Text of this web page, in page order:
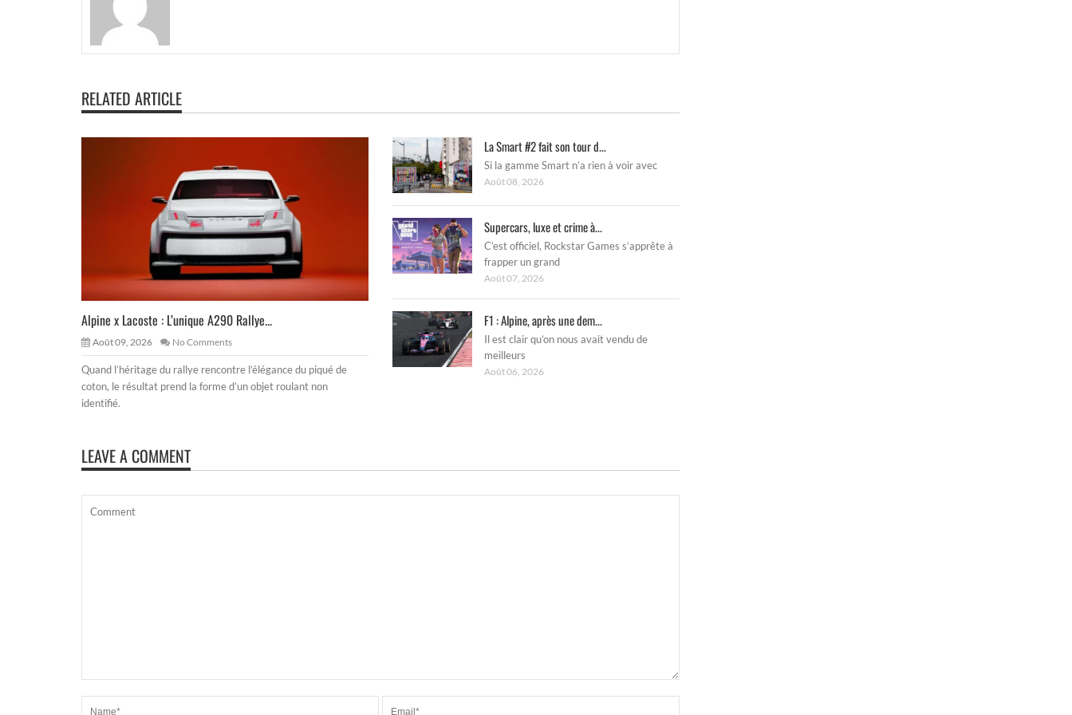
RELATED ARTICLE
Alpine x Lacoste : L’unique A290 Rallye...
Août 09, 2026 No Comments
Quand l’héritage du rallye rencontre l’élégance du piqué de
coton, le résultat prend la forme d’un objet roulant non
identifié.
La Smart #2 fait son tour d...
Si la gamme Smart n’a rien à voir avec
Août 08, 2026
Supercars, luxe et crime à...
C’est officiel, Rockstar Games s’apprête à
frapper un grand
Août 07, 2026
F1 : Alpine, après une dem...
Il est clair qu’on nous avait vendu de
meilleurs
Août 06, 2026
LEAVE A COMMENT